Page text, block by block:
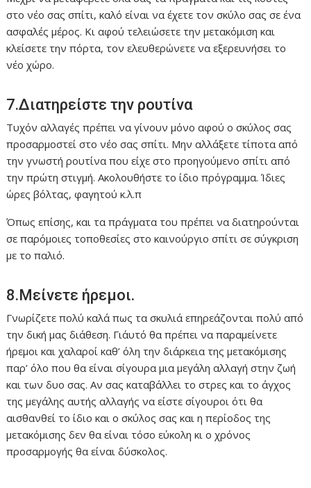
στο νέο σας σπίτι, καλό είναι να έχετε τον σκύλο σας σε ένα
ασφαλές μέρος. Κι αφού τελειώσετε την μετακόμιση και
κλείσετε την πόρτα, τον ελευθερώνετε να εξερευνήσει το
νέο χώρο.
7.Διατηρείστε την ρουτίνα
Τυχόν αλλαγές πρέπει να γίνουν μόνο αφού ο σκύλος σας
προσαρμοστεί στο νέο σας σπίτι. Μην αλλάξετε τίποτα από
την γνωστή ρουτίνα που είχε στο προηγούμενο σπίτι από
την πρώτη στιγμή. Ακολουθήστε το ίδιο πρόγραμμα. Ίδιες
ώρες βόλτας, φαγητού κ.λ.π
Όπως επίσης, και τα πράγματα του πρέπει να διατηρούνται
σε παρόμοιες τοποθεσίες στο καινούργιο σπίτι σε σύγκριση
με το παλιό.
8.Μείνετε ήρεμοι.
Γνωρίζετε πολύ καλά πως τα σκυλιά επηρεάζονται πολύ από
την δική μας διάθεση. Γι΄αυτό θα πρέπει να παραμείνετε
ήρεμοι και χαλαροί καθ’ όλη την διάρκεια της μετακόμισης
παρ’ όλο που θα είναι σίγουρα μια μεγάλη αλλαγή στην ζωή
και των δυο σας. Αν σας καταβάλλει το στρες και το άγχος
της μεγάλης αυτής αλλαγής να είστε σίγουροι ότι θα
αισθανθεί το ίδιο και ο σκύλος σας και η περίοδος της
μετακόμισης δεν θα είναι τόσο εύκολη κι ο χρόνος
προσαρμογής θα είναι δύσκολος.